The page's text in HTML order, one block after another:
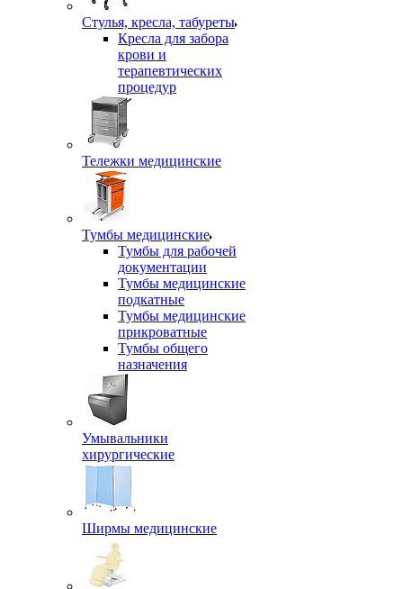
Стулья, кресла, табуреты
Кресла для забора
крови и
терапевтических
процедур
Тележки медицинские
Тумбы медицинские
Тумбы для рабочей
документации
Тумбы медицинские
подкатные
Тумбы медицинские
прикроватные
Тумбы общего
назначения
Умывальники
хирургические
Ширмы медицинские